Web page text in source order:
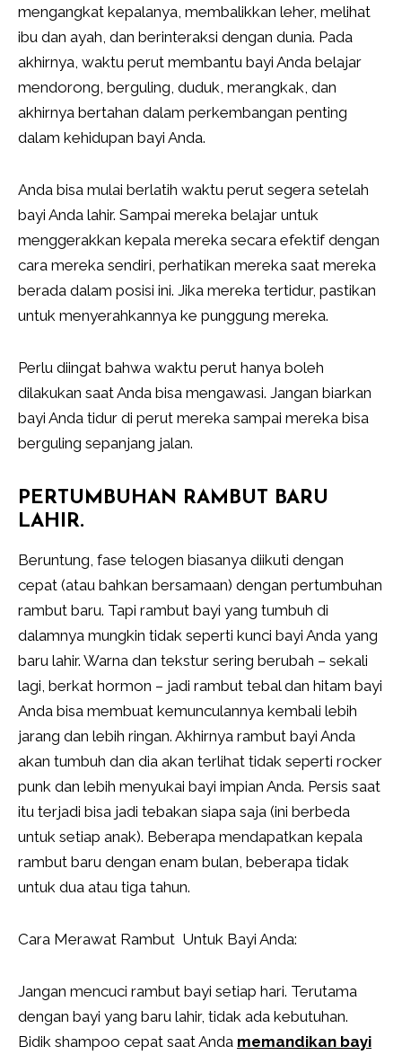
mengangkat kepalanya, membalikkan leher, melihat
ibu dan ayah, dan berinteraksi dengan dunia. Pada
akhirnya, waktu perut membantu bayi Anda belajar
mendorong, berguling, duduk, merangkak, dan
akhirnya bertahan dalam perkembangan penting
dalam kehidupan bayi Anda.
Anda bisa mulai berlatih waktu perut segera setelah
bayi Anda lahir. Sampai mereka belajar untuk
menggerakkan kepala mereka secara efektif dengan
cara mereka sendiri, perhatikan mereka saat mereka
berada dalam posisi ini. Jika mereka tertidur, pastikan
untuk menyerahkannya ke punggung mereka.
Perlu diingat bahwa waktu perut hanya boleh
dilakukan saat Anda bisa mengawasi. Jangan biarkan
bayi Anda tidur di perut mereka sampai mereka bisa
berguling sepanjang jalan.
PERTUMBUHAN RAMBUT BARU
LAHIR.
Beruntung, fase telogen biasanya diikuti dengan
cepat (atau bahkan bersamaan) dengan pertumbuhan
rambut baru. Tapi rambut bayi yang tumbuh di
dalamnya mungkin tidak seperti kunci bayi Anda yang
baru lahir. Warna dan tekstur sering berubah – sekali
lagi, berkat hormon – jadi rambut tebal dan hitam bayi
Anda bisa membuat kemunculannya kembali lebih
jarang dan lebih ringan. Akhirnya rambut bayi Anda
akan tumbuh dan dia akan terlihat tidak seperti rocker
punk dan lebih menyukai bayi impian Anda. Persis saat
itu terjadi bisa jadi tebakan siapa saja (ini berbeda
untuk setiap anak). Beberapa mendapatkan kepala
rambut baru dengan enam bulan, beberapa tidak
untuk dua atau tiga tahun.
Cara Merawat Rambut Untuk Bayi Anda:
Jangan mencuci rambut bayi setiap hari. Terutama
dengan bayi yang baru lahir, tidak ada kebutuhan.
Bidik shampoo cepat saat Anda memandikan bayi